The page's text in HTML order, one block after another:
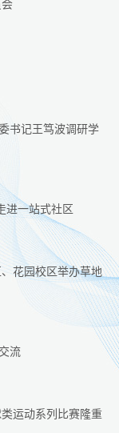
书记王笃波调研学
进一站式社区
花园校区举办草地
流
运动系列比赛隆重